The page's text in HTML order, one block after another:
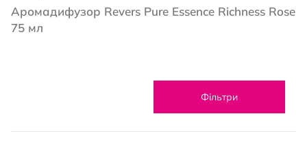
Аромадифузор Revers Pure Essence Richness Rose
75 мл
Фільтри